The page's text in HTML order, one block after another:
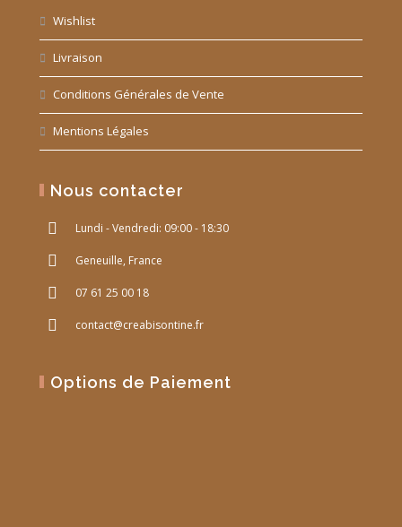
Wishlist
Livraison
Conditions Générales de Vente
Mentions Légales
Nous contacter
Lundi - Vendredi: 09:00 - 18:30
Geneuille, France
07 61 25 00 18
contact@creabisontine.fr
Options de Paiement